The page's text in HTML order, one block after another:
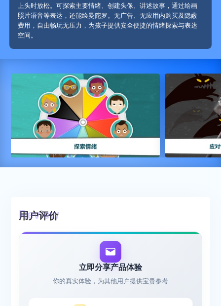
上头时放松。可探索主要情绪、创建头像、讲述故事，通过绘画
照片语音等表达，还能绘曼陀罗。无广告、无应用内购买及隐蔽
费用，自由畅玩无压力，为孩子提供安全便捷的情绪探索与表达
空间。
用户评价
立即分享产品体验
你的真实体验，为其他用户提供宝贵参考